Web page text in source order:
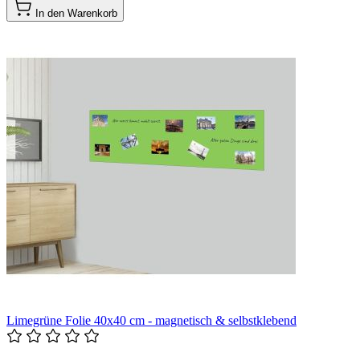
In den Warenkorb
Limegrüne Folie 40x40 cm - magnetisch & selbstklebend